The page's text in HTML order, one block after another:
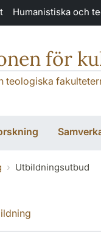
Humanistiska och
för
teologiska
Utbildningsutbud